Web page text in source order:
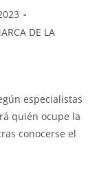
DE LA
especialistas
quién ocupe la
conocerse el